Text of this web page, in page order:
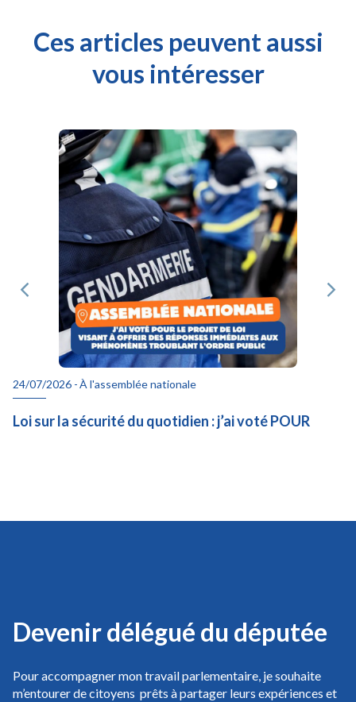
Ces articles peuvent aussi
vous intéresser
24/07/2026 -À l'assemblée nationale
Loi sur la sécurité du quotidien : j’ai voté POUR
Devenir délégué du députée
Pour accompagner mon travail parlementaire, je souhaite
m’entourer de citoyens prêts à partager leurs expériences et